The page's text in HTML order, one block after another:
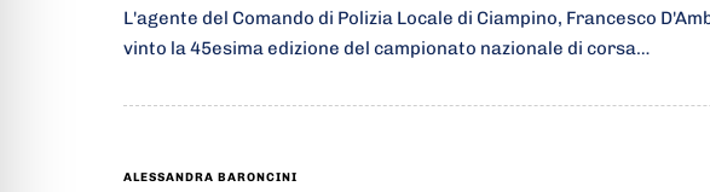
L'agente del Comando di Polizia Locale di Ciampino, Francesco
vinto la 45esima edizione del campionato nazionale di corsa…
ALESSANDRA BARONCINI